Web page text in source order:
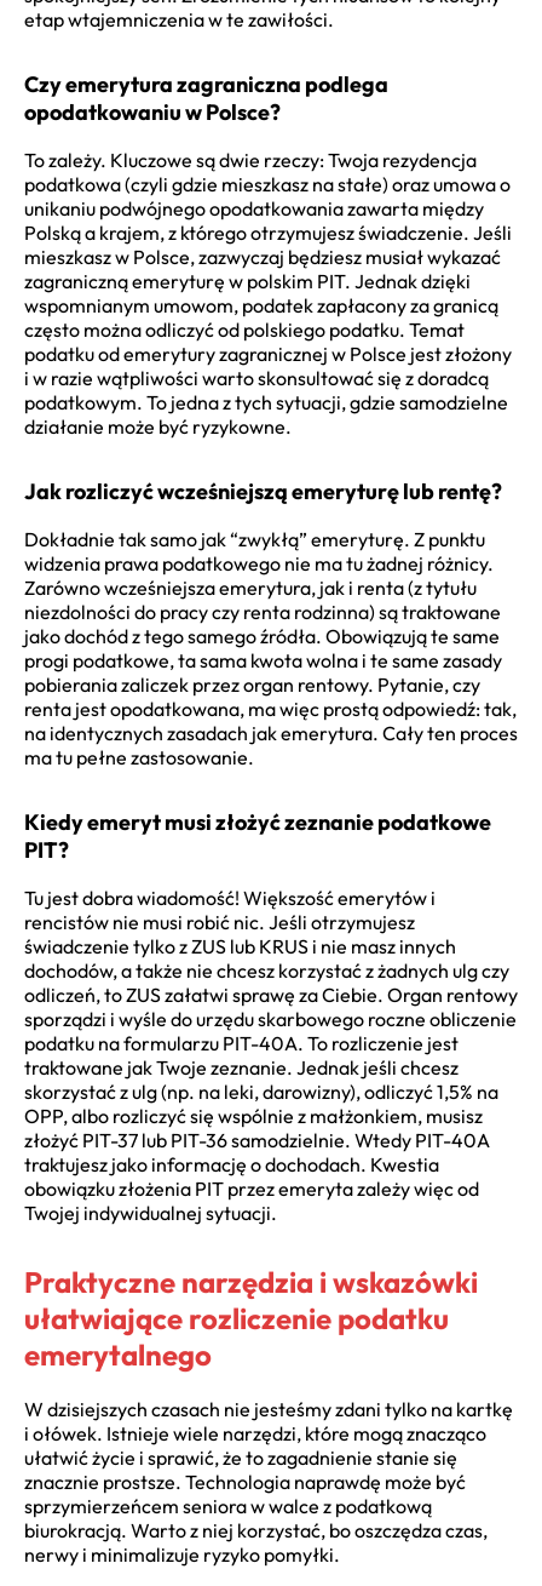
etap wtajemniczenia w te zawiłości.
Czy emerytura zagraniczna podlega
opodatkowaniu w Polsce?
To zależy. Kluczowe są dwie rzeczy: Twoja rezydencja
podatkowa (czyli gdzie mieszkasz na stałe) oraz umowa o
unikaniu podwójnego opodatkowania zawarta między
Polską a krajem, z którego otrzymujesz świadczenie. Jeśli
mieszkasz w Polsce, zazwyczaj będziesz musiał wykazać
zagraniczną emeryturę w polskim PIT. Jednak dzięki
wspomnianym umowom, podatek zapłacony za granicą
często można odliczyć od polskiego podatku. Temat
podatku od emerytury zagranicznej w Polsce jest złożony
i w razie wątpliwości warto skonsultować się z doradcą
podatkowym. To jedna z tych sytuacji, gdzie samodzielne
działanie może być ryzykowne.
Jak rozliczyć wcześniejszą emeryturę lub rentę?
Dokładnie tak samo jak “zwykłą” emeryturę. Z punktu
widzenia prawa podatkowego nie ma tu żadnej różnicy.
Zarówno wcześniejsza emerytura, jak i renta (z tytułu
niezdolności do pracy czy renta rodzinna) są traktowane
jako dochód z tego samego źródła. Obowiązują te same
progi podatkowe, ta sama kwota wolna i te same zasady
pobierania zaliczek przez organ rentowy. Pytanie, czy
renta jest opodatkowana, ma więc prostą odpowiedź: tak,
na identycznych zasadach jak emerytura. Cały ten proces
ma tu pełne zastosowanie.
Kiedy emeryt musi złożyć zeznanie podatkowe
PIT?
Tu jest dobra wiadomość! Większość emerytów i
rencistów nie musi robić nic. Jeśli otrzymujesz
świadczenie tylko z ZUS lub KRUS i nie masz innych
dochodów, a także nie chcesz korzystać z żadnych ulg czy
odliczeń, to ZUS załatwi sprawę za Ciebie. Organ rentowy
sporządzi i wyśle do urzędu skarbowego roczne obliczenie
podatku na formularzu PIT-40A. To rozliczenie jest
traktowane jak Twoje zeznanie. Jednak jeśli chcesz
skorzystać z ulg (np. na leki, darowizny), odliczyć 1,5% na
OPP, albo rozliczyć się wspólnie z małżonkiem, musisz
złożyć PIT-37 lub PIT-36 samodzielnie. Wtedy PIT-40A
traktujesz jako informację o dochodach. Kwestia
obowiązku złożenia PIT przez emeryta zależy więc od
Twojej indywidualnej sytuacji.
Praktyczne narzędzia i wskazówki
ułatwiające rozliczenie podatku
emerytalnego
W dzisiejszych czasach nie jesteśmy zdani tylko na kartkę
i ołówek. Istnieje wiele narzędzi, które mogą znacząco
ułatwić życie i sprawić, że to zagadnienie stanie się
znacznie prostsze. Technologia naprawdę może być
sprzymierzeńcem seniora w walce z podatkową
biurokracją. Warto z niej korzystać, bo oszczędza czas,
nerwy i minimalizuje ryzyko pomyłki.